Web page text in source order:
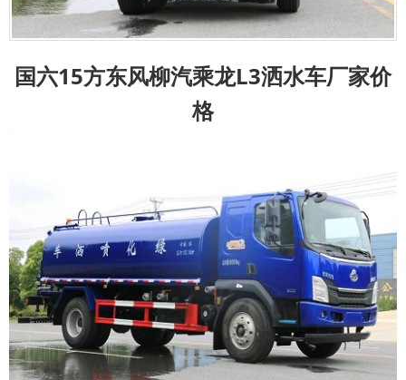
国六15方东风柳汽乘龙L3洒水车厂家价
格